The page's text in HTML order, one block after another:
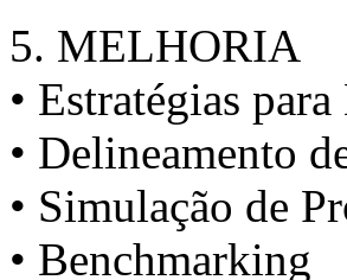
5. MELHORIA
• Estratégias
• Delineamento
• Simulação de
• Benchmarking